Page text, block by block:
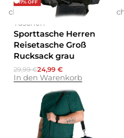
Wochenende
-17% OFF
ReisetaschenRucksäcke
Taschen
Sporttasche Herren
Reisetasche Groß
Rucksack grau
29,99€24,99 €
In den Warenkorb